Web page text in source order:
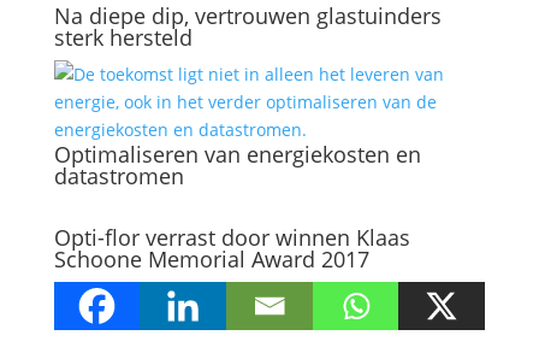
Na diepe dip, vertrouwen glastuinders
sterk hersteld
Optimaliseren van energiekosten en
datastromen
Opti-flor verrast door winnen Klaas
Schoone Memorial Award 2017